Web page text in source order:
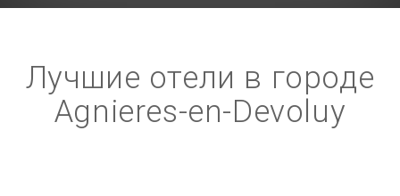
Лучшие отели в городе
Agnieres-en-Devoluy